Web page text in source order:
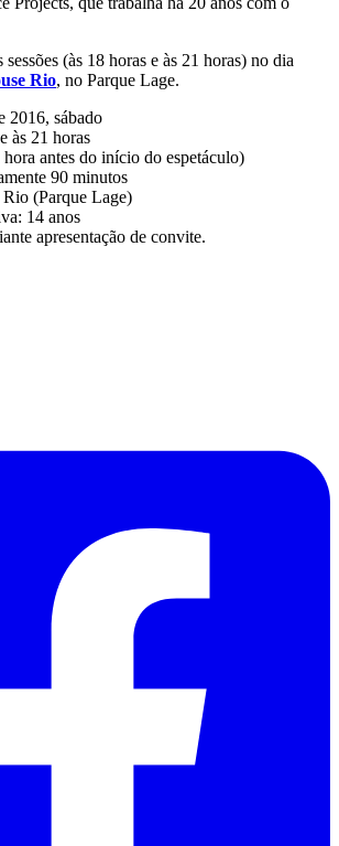
sessões (às 18 horas e às 21 horas) no dia
Rio, no Parque Lage.
2016, sábado
às 21 horas
hora antes do início do espetáculo)
90 minutos
(Parque Lage)
14 anos
apresentação de convite.